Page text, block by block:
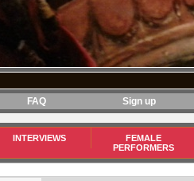
FAQ Sign up
INTERVIEWS
FEMALE
PERFORMERS